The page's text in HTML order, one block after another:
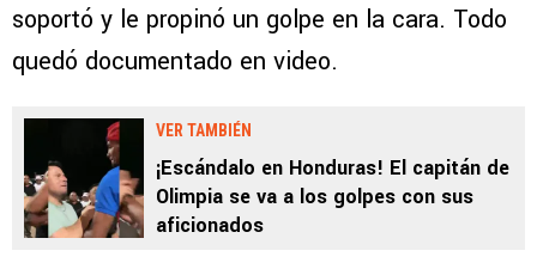
soportó y le propinó un golpe en la cara. Todo
quedó documentado en video.
VER TAMBIÉN
¡Escándalo en Honduras! El capitán de
Olimpia se va a los golpes con sus
aficionados